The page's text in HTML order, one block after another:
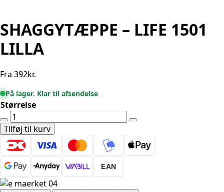
SHAGGYTÆPPE – LIFE 1501
LILLA
Fra 392kr.
På lager. Klar til afsendelse
Størrelse
SHAGGYTÆPPE
-
LIFE
1501
LILLA
antal
Tilføj til kurv
EAN